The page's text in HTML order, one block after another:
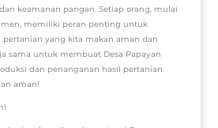
keamanan pangan. Setiap orang, mulai
memiliki peran penting untuk
yang kita makan aman dan
sama untuk membuat Desa Papayan
dan penanganan hasil pertanian
aman!